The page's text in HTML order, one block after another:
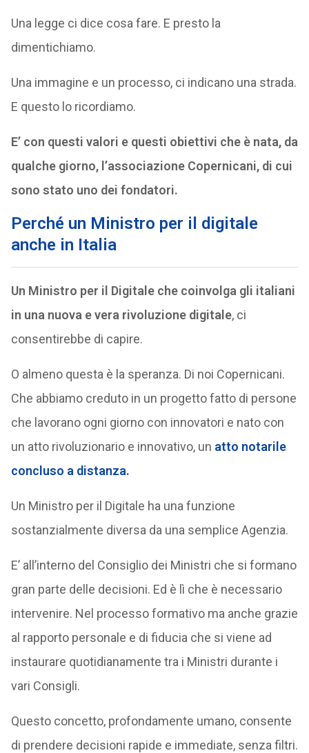
Una legge ci dice cosa fare. E presto la
dimentichiamo.
Una immagine e un processo, ci indicano una strada.
E questo lo ricordiamo.
E’ con questi valori e questi obiettivi che è nata, da
qualche giorno, l’associazione Copernicani, di cui
sono stato uno dei fondatori.
Perché un Ministro per il digitale
anche in Italia
Un Ministro per il Digitale che coinvolga gli italiani
in una nuova e vera rivoluzione digitale, ci
consentirebbe di capire.
O almeno questa è la speranza. Di noi Copernicani.
Che abbiamo creduto in un progetto fatto di persone
che lavorano ogni giorno con innovatori e nato con
un atto rivoluzionario e innovativo, un atto notarile
concluso a distanza.
Un Ministro per il Digitale ha una funzione
sostanzialmente diversa da una semplice Agenzia.
E’ all’interno del Consiglio dei Ministri che si formano
gran parte delle decisioni. Ed è lì che è necessario
intervenire. Nel processo formativo ma anche grazie
al rapporto personale e di fiducia che si viene ad
instaurare quotidianamente tra i Ministri durante i
vari Consigli.
Questo concetto, profondamente umano, consente
di prendere decisioni rapide e immediate, senza filtri.